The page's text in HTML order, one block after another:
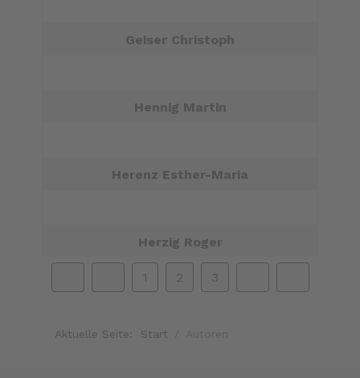
Geiser Christoph
Hennig Martin
Herenz Esther-Maria
Herzig Roger
1 2 3
Aktuelle Seite: Start